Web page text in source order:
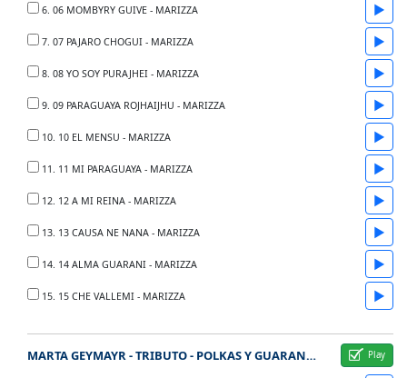
6. 06 MOMBYRY GUIVE - MARIZZA ▶
7. 07 PAJARO CHOGUI - MARIZZA ▶
8. 08 YO SOY PURAJHEI - MARIZZA ▶
9. 09 PARAGUAYA ROJHAIJHU - MARIZZA ▶
10. 10 EL MENSU - MARIZZA ▶
11. 11 MI PARAGUAYA - MARIZZA ▶
12. 12 A MI REINA - MARIZZA ▶
13. 13 CAUSA NE NANA - MARIZZA ▶
14. 14 ALMA GUARANI - MARIZZA ▶
15. 15 CHE VALLEMI - MARIZZA ▶
MARTA GEYMAYR - TRIBUTO - POLKAS Y GUARANIAS DEL PARAGUAY